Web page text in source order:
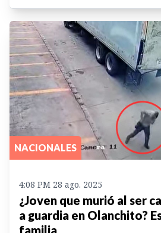
NACIONALES
4:08 PM 28 ago. 2025
¿Joven que murió al ser
a guardia en Olanchito?